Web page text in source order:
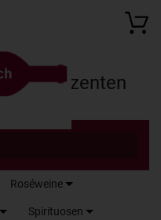
Produzenten
Roséweine
Spirituosen